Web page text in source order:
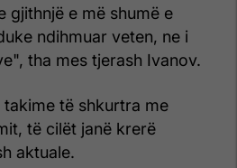
gjithnjë e më shumë e
ndihmuar veten, ne i
tha mes tjerash Ivanov.
të shkurtra me
të cilët janë krerë
aktuale.